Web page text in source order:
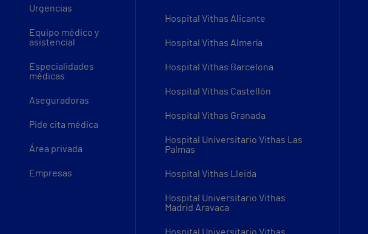
Urgencias
Equipo médico y
asistencial
Especialidades
médicas
Aseguradoras
Pide cita médica
Área privada
Empresas
Hospital Vithas Alicante
Hospital Vithas Almería
Hospital Vithas Barcelona
Hospital Vithas Castellón
Hospital Vithas Granada
Hospital Universitario Vithas Las
Palmas
Hospital Vithas Lleida
Hospital Universitario Vithas
Madrid Aravaca